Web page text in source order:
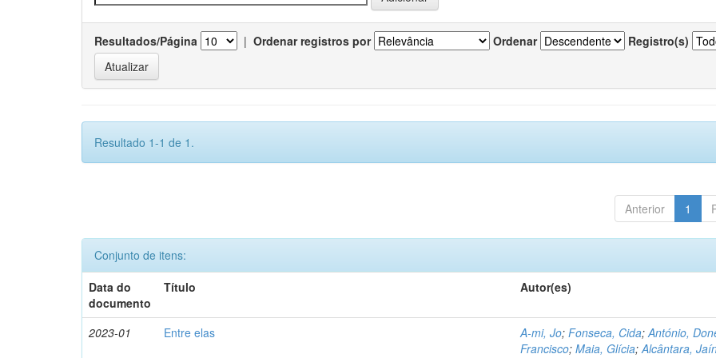
Resultados/Página | Ordenar registros por Ordenar Registro(s)
Resultado 1-1 de 1.
Anterior 1
Conjunto de itens:
Data do
documento
Título Autor(es)
2023-01 Entre elas A-mi, Jo;Fonseca, Cida;António,
Francisco;Maia, Glícia;Alcântara,